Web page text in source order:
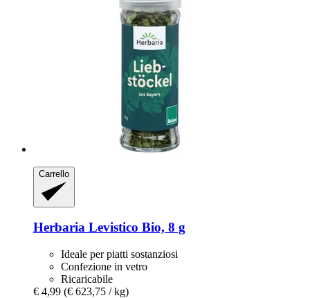
Carrello
Herbaria Levistico Bio, 8 g
Ideale per piatti sostanziosi
Confezione in vetro
Ricaricabile
€ 4,99 (€ 623,75 / kg)